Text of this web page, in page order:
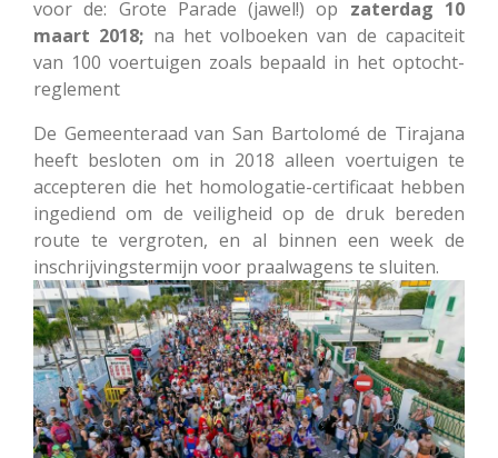
voor de: Grote Parade (jawel!) op zaterdag 10
maart 2018; na het volboeken van de capaciteit
van 100 voertuigen zoals bepaald in het optocht-
reglement
De Gemeenteraad van San Bartolomé de Tirajana
heeft besloten om in 2018 alleen voertuigen te
accepteren die het homologatie-certificaat hebben
ingediend om de veiligheid op de druk bereden
route te vergroten, en al binnen een week de
inschrijvingstermijn voor praalwagens te sluiten.